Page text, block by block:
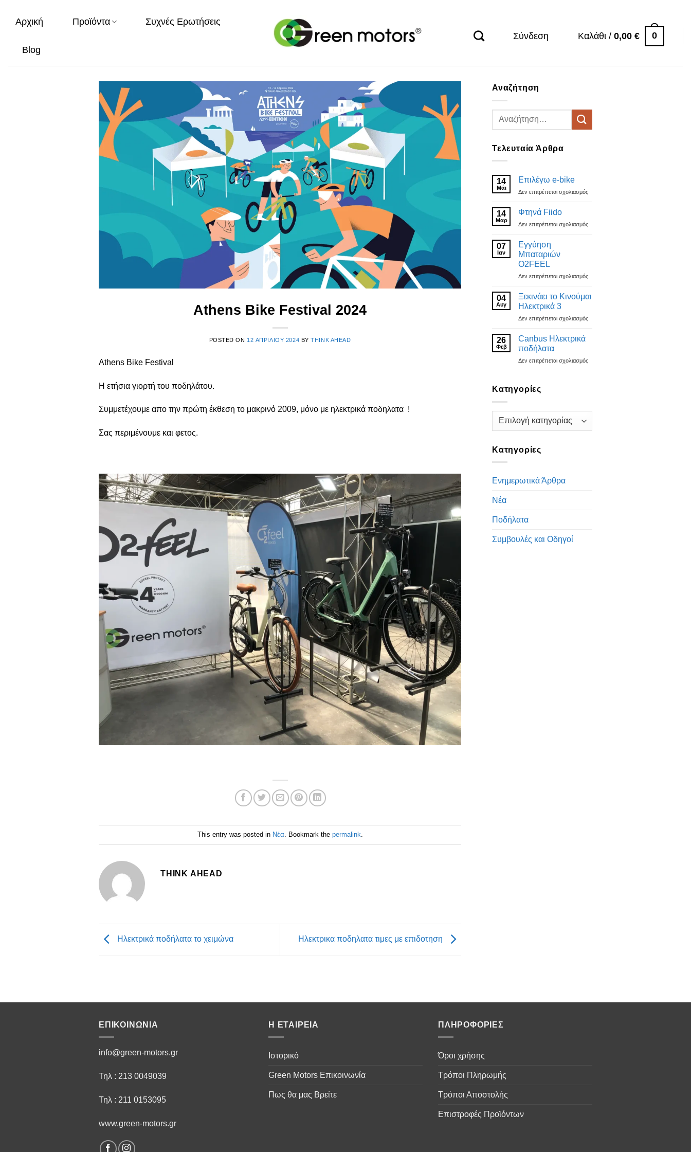
Αρχική Προϊόντα Συχνές Ερωτήσεις
Blog
Σύνδεση Καλάθι / 0,00 € 0
Athens Bike Festival 2024
POSTED ON 12 ΑΠΡΙΛΊΟΥ 2024 BYTHINK AHEAD
Athens Bike Festival
Η ετήσια γιορτή του ποδηλάτου.
Συμμετέχουμε απο την πρώτη έκθεση το μακρινό 2009, μόνο με ηλεκτρικά ποδηλατα !
Σας περιμένουμε και φετος.
This entry was posted in Νέα . Bookmark the permalink
THINK AHEAD
Ηλεκτρικά ποδήλατα το χειμώνα Ηλεκτρικα ποδηλατα τιμες με επιδοτηση
Αναζήτηση
Τελευταία Άρθρα
14
Μάι
Επιλέγω e-bike
Δεν επιτρέπεται σχολιασμόςστο
14
Μαρ
Φτηνά Fiido
Δεν επιτρέπεται σχολιασμόςστο
07
Ιαν
Εγγύηση
Μπαταριών
O2FEEL
Δεν επιτρέπεται σχολιασμόςστο
04
Αυγ
Ξεκινάει το Κινούμαι
Ηλεκτρικά 3
Δεν επιτρέπεται σχολιασμόςστο
3
26
Φεβ
Canbus Ηλεκτρικά
ποδήλατα
Δεν επιτρέπεται σχολιασμόςστο
Kατηγορίες
Kατηγορίες
Kατηγορίες
Ενημερωτικά Άρθρα
Νέα
Ποδήλατα
Συμβουλές και Οδηγοί
ΕΠΙΚΟΙΝΩΝΙΑ
info@green-motors.gr
Τηλ : 213 0049039
Τηλ : 211 0153095
www.green-motors.gr
Η ΕΤΑΙΡΕΙΑ
Ιστορικό
Green Motors Επικοινωνία
Πως θα μας Βρείτε
ΠΛΗΡΟΦΟΡΙΕΣ
Όροι χρήσης
Τρόποι Πληρωμής
Τρόποι Αποστολής
Επιστροφές Προϊόντων